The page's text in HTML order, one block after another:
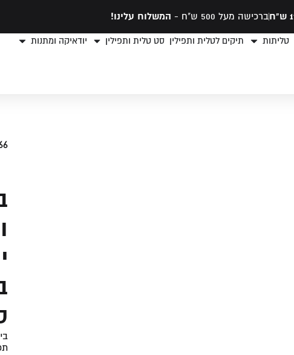
ברכישה מעל 500 ש"ח - המשלוח עלינו!
טליתות תיקים לטלית ותפילין סט טלית ותפילין יודאיקה ומתנות